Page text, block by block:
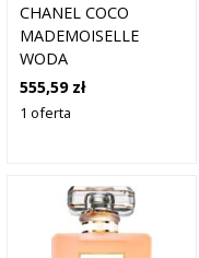
CHANEL COCO
MADEMOISELLE
WODA
PERFUMOWANA DLA
KOBIET 50 ML
555,59 zł
1 oferta